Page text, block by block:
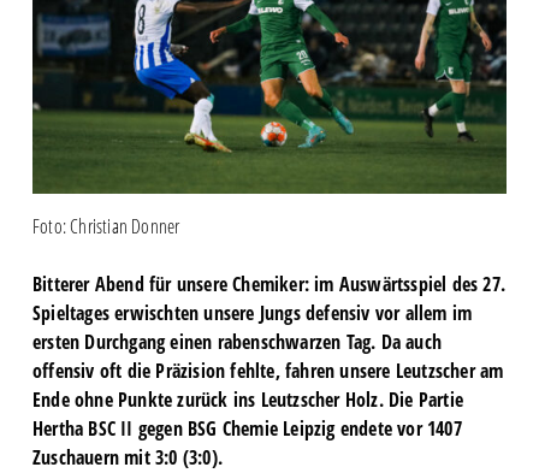
Foto: Christian Donner
Bitterer Abend für unsere Chemiker: im Auswärtsspiel des 27.
Spieltages erwischten unsere Jungs defensiv vor allem im
ersten Durchgang einen rabenschwarzen Tag. Da auch
offensiv oft die Präzision fehlte, fahren unsere Leutzscher am
Ende ohne Punkte zurück ins Leutzscher Holz. Die Partie
Hertha BSC II gegen BSG Chemie Leipzig endete vor 1407
Zuschauern mit 3:0 (3:0).